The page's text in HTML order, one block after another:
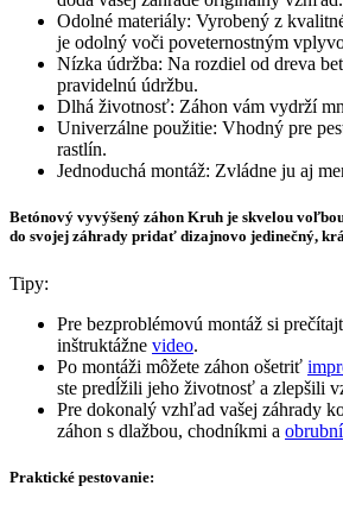
Odolné materiály: Vyrobený z
je odolný voči poveternostným
Nízka údržba: Na rozdiel od dreva
pravidelnú údržbu.
Dlhá životnosť: Záhon vám vydrží
Univerzálne použitie: Vhodný pre
rastlín.
Jednoduchá montáž: Zvládne ju aj
Betónový vyvýšený záhon Kruh je skvelou
do svojej záhrady pridať dizajnovo jedinečný,
Tipy:
Pre bezproblémovú montáž si
inštruktážne video.
Po montáži môžete záhon ošetriť
ste predĺžili jeho životnosť a zlepšili
Pre dokonalý vzhľad vašej záhrady
záhon s dlažbou, chodníkmi a
Praktické pestovanie: